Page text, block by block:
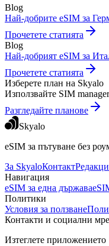
Blog
Най-добрите eSIM за
Прочетете статията
Blog
Най-добрият eSIM за
Прочетете статията
Изберете план на Skyalo
Използвайте SIM
Разгледайте планове
Skyalo
eSIM за пътуване без
За SkyaloКонтакт
Навигация
eSIM за една държава
Политики
Условия за ползване
Контакти и социални
Изтеглете приложението